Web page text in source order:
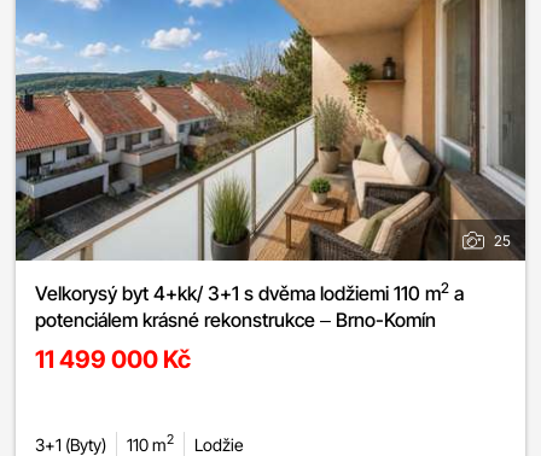
25
Velkorysý byt 4+kk/ 3+1 s dvěma lodžiemi 110 m2 a
potenciálem krásné rekonstrukce – Brno-Komín
11 499 000 Kč
3+1 (Byty) 110 m2
Lodžie